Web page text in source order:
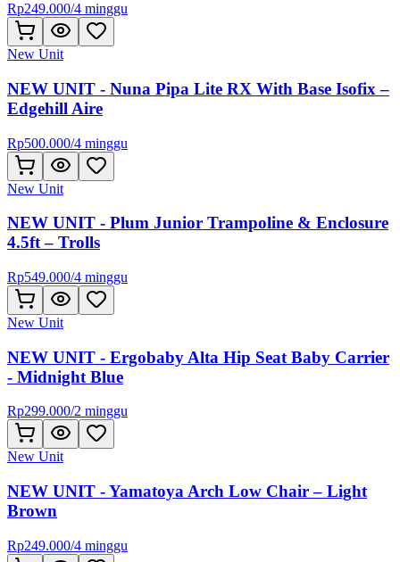
Rp249.000/4 minggu
New Unit
NEW UNIT - Nuna Pipa Lite RX With Base Isofix –
Edgehill Aire
Rp500.000/4 minggu
New Unit
NEW UNIT - Plum Junior Trampoline & Enclosure
4.5ft – Trolls
Rp549.000/4 minggu
New Unit
NEW UNIT - Ergobaby Alta Hip Seat Baby Carrier
- Midnight Blue
Rp299.000/2 minggu
New Unit
NEW UNIT - Yamatoya Arch Low Chair – Light
Brown
Rp249.000/4 minggu